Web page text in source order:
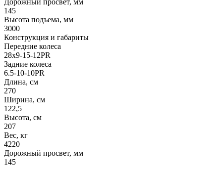
Дорожный просвет, мм
145
Высота подъема, мм
3000
Конструкция и габариты
Передние колеса
28х9-15-12PR
Задние колеса
6.5-10-10PR
Длина, см
270
Ширина, см
122,5
Высота, см
207
Вес, кг
4220
Дорожный просвет, мм
145